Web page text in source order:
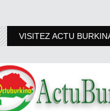
VISITEZ ACTU